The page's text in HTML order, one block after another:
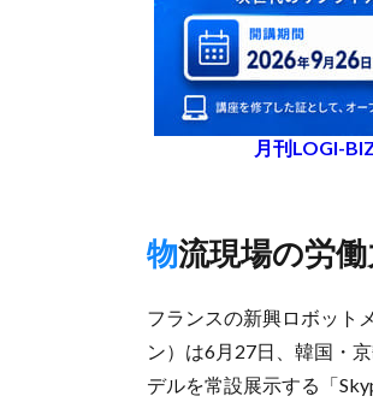
月刊LOGI-
物流現場の労
フランスの新興ロボット
ン）は6月27日、韓国・
デルを常設展示する「